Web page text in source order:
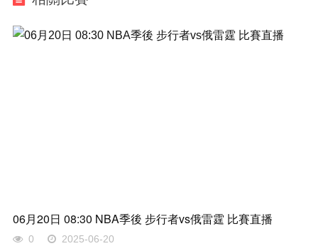
06月20日 08:30 NBA季後 步行者vs俄雷霆 比賽直播
0 2025-06-20